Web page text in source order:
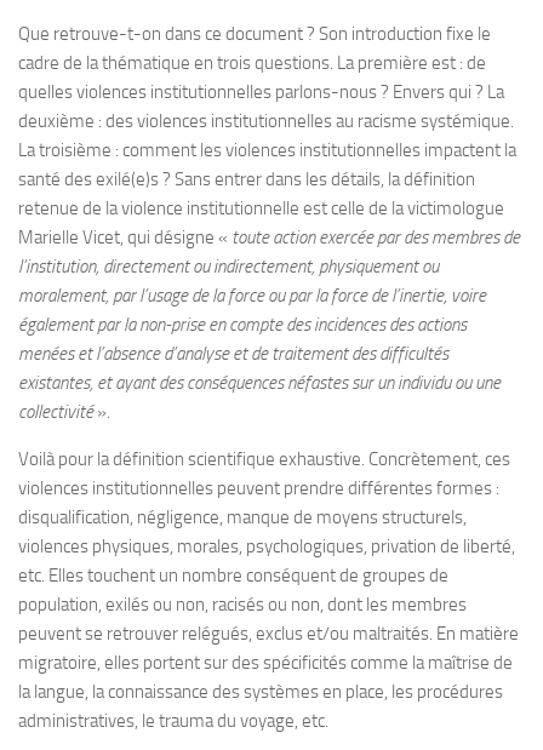
Que retrouve-t-on dans ce document ? Son introduction fixe le
cadre de la thématique en trois questions. La première est : de
quelles violences institutionnelles parlons-nous ? Envers qui ? La
deuxième : des violences institutionnelles au racisme systémique.
La troisième : comment les violences institutionnelles impactent la
santé des exilé(e)s ? Sans entrer dans les détails, la définition
retenue de la violence institutionnelle est celle de la victimologue
Marielle Vicet, qui désigne « toute action exercée par des membres de
l’institution, directement ou indirectement, physiquement ou
moralement, par l’usage de la force ou par la force de l’inertie, voire
également par la non-prise en compte des incidences des actions
menées et l’absence d’analyse et de traitement des difficultés
existantes, et ayant des conséquences néfastes sur un individu ou une
collectivité».
Voilà pour la définition scientifique exhaustive. Concrètement, ces
violences institutionnelles peuvent prendre différentes formes :
disqualification, négligence, manque de moyens structurels,
violences physiques, morales, psychologiques, privation de liberté,
etc. Elles touchent un nombre conséquent de groupes de
population, exilés ou non, racisés ou non, dont les membres
peuvent se retrouver relégués, exclus et/ou maltraités. En matière
migratoire, elles portent sur des spécificités comme la maîtrise de
la langue, la connaissance des systèmes en place, les procédures
administratives, le trauma du voyage, etc.